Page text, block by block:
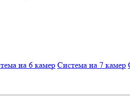
на 6 камер Система на 7 камер